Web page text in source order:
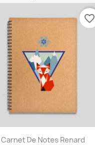
Aperçu rapide
Carnet De Notes Renard
favorite_border